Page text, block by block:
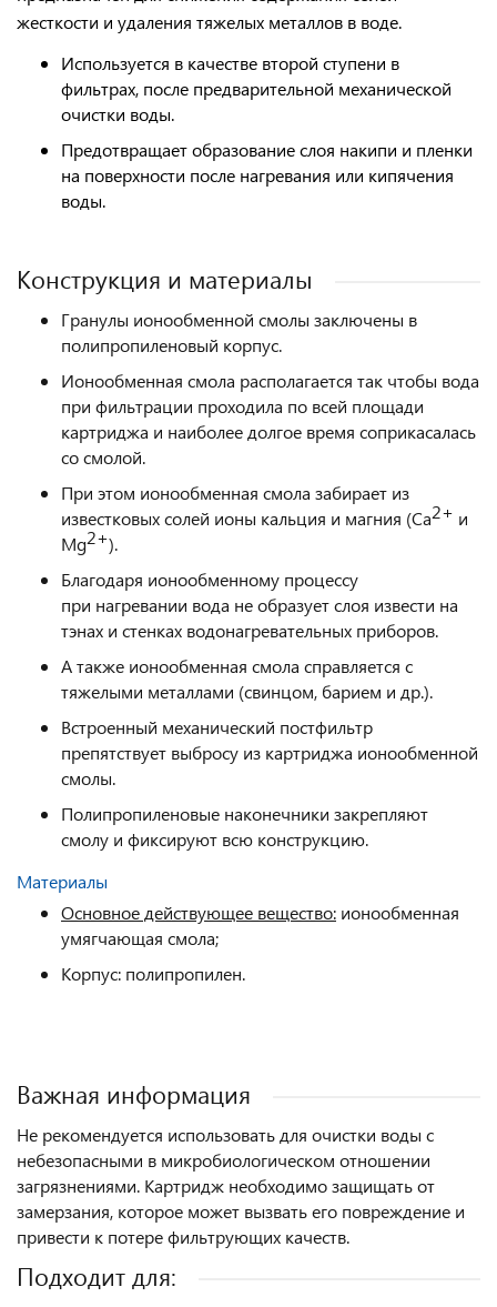
жесткости и удаления тяжелых металлов в воде.
Используется в качестве второй ступени в
фильтрах, после предварительной механической
очистки воды.
Предотвращает образование слоя накипи и пленки
на поверхности после нагревания или кипячения
воды.
Конструкция и материалы
Гранулы ионообменной смолы заключены в
полипропиленовый корпус.
Ионообменная смола располагается так чтобы вода
при фильтрации проходила по всей площади
картриджа и наиболее долгое время соприкасалась
со смолой.
При этом ионообменная смола забирает из
известковых солей ионы кальция и магния (Ca2+ и
Mg2+).
Благодаря ионообменному процессу
при нагревании вода не образует слоя извести на
тэнах и стенках водонагревательных приборов.
А также ионообменная смола справляется с
тяжелыми металлами (свинцом, барием и др.).
Встроенный механический постфильтр
препятствует выбросу из картриджа ионообменной
смолы.
Полипропиленовые наконечники закрепляют
смолу и фиксируют всю конструкцию.
Материалы
Основное действующее вещество: ионообменная
умягчающая смола;
Корпус: полипропилен.
Важная информация
Не рекомендуется использовать для очистки воды с
небезопасными в микробиологическом отношении
загрязнениями. Картридж необходимо защищать от
замерзания, которое может вызвать его повреждение и
привести к потере фильтрующих качеств.
Подходит для: